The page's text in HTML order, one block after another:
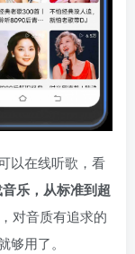
以在线听歌，看
乐，从标准到超
对音质有追求的
用了。